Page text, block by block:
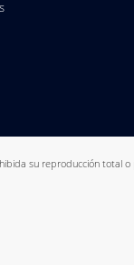
su reproducción total